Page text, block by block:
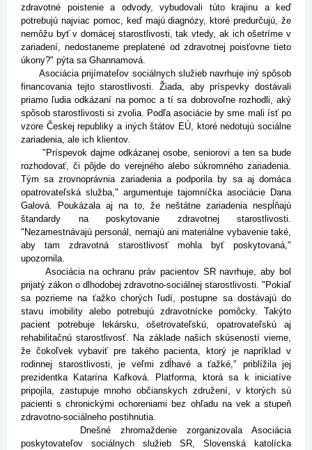
zdravotné poistenie a odvody, vybudovali túto krajinu a keď
potrebujú najviac pomoc, keď majú diagnózy, ktoré predurčujú, že
nemôžu byť v domácej starostlivosti, tak vtedy, ak ich ošetríme v
zariadení, nedostaneme preplatené od zdravotnej poisťovne tieto
úkony?" pýta sa Ghannamová.
Asociácia prijímateľov sociálnych služieb navrhuje iný spôsob
financovania tejto starostlivosti. Žiada, aby príspevky dostávali
priamo ľudia odkázaní na pomoc a tí sa dobrovoľne rozhodli, aký
spôsob starostlivosti si zvolia. Podľa asociácie by sme mali ísť po
vzore Českej republiky a iných štátov EÚ, ktoré nedotujú sociálne
zariadenia, ale ich klientov.
"Príspevok dajme odkázanej osobe, seniorovi a ten sa bude
rozhodovať, či pôjde do verejného alebo súkromného zariadenia.
Tým sa zrovnoprávnia zariadenia a podporila by sa aj domáca
opatrovateľská služba," argumentuje tajomníčka asociácie Dana
Galová. Poukázala aj na to, že neštátne zariadenia nespĺňajú
štandardy na poskytovanie zdravotnej starostlivosti.
"Nezamestnávajú personál, nemajú ani materiálne vybavenie také,
aby tam zdravotná starostlivosť mohla byť poskytovaná,"
upozornila.
Asociácia na ochranu práv pacientov SR navrhuje, aby bol
prijatý zákon o dlhodobej zdravotno-sociálnej starostlivosti. "Pokiaľ
sa pozrieme na ťažko chorých ľudí, postupne sa dostávajú do
stavu imobility alebo potrebujú zdravotnícke pomôcky. Takýto
pacient potrebuje lekársku, ošetrovateľskú, opatrovateľskú aj
rehabilitačnú starostlivosť. Na základe našich skúseností vieme,
že čokoľvek vybaviť pre takého pacienta, ktorý je napríklad v
rodinnej starostlivosti, je veľmi zdĺhavé a ťažké," priblížila jej
prezidentka Katarína Kafková. Platforma, ktorá sa k iniciatíve
pripojila, zastupuje mnoho občianskych združení, v ktorých sú
pacienti s chronickými ochoreniami bez ohľadu na vek a stupeň
zdravotno-sociálneho postihnutia.
Dnešné zhromaždenie zorganizovala Asociácia
poskytovateľov sociálnych služieb SR, Slovenská katolícka